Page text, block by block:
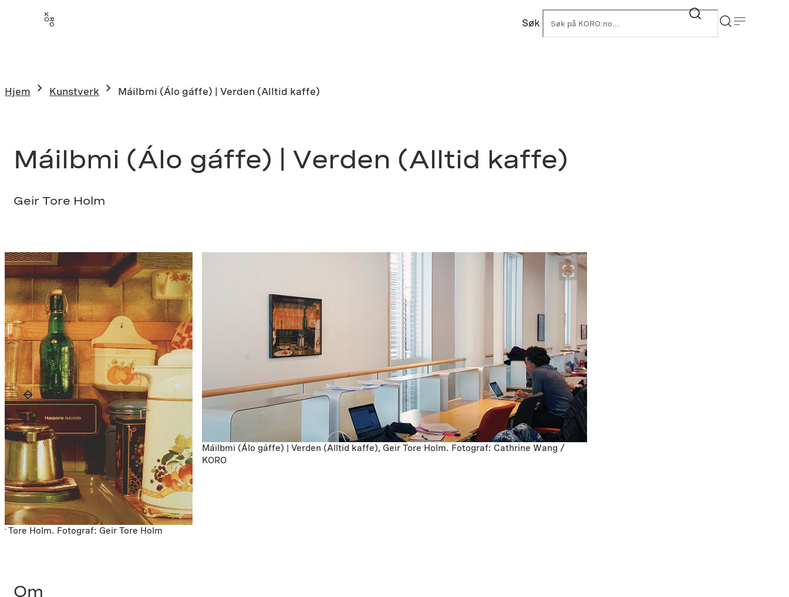
Søk
Hjem Kunstverk Máilbmi (Álo gáffe) | Verden (Alltid kaffe)
Máilbmi (Álo gáffe) | Verden (Alltid kaffe)
Geir Tore Holm
Holm. Fotograf: Geir Tore Holm
Máilbmi (Álo gáffe) | Verden (Alltid kaffe), Geir Tore Holm. Fotograf: Cathrine Wang /
KORO
Om